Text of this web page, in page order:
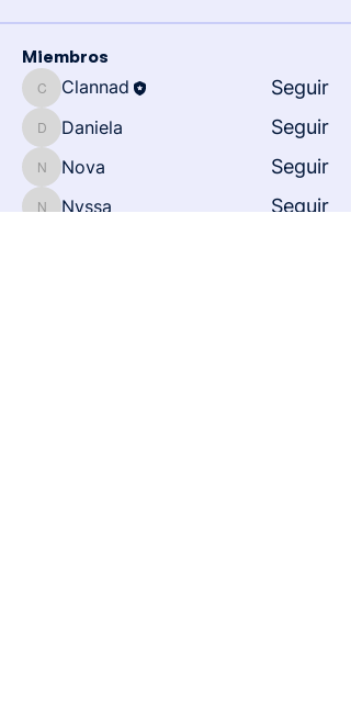
Miembros
ClannadClannad Seguir
DanielaDaniela Seguir
NovaNova Seguir
NyssaNyssa Seguir